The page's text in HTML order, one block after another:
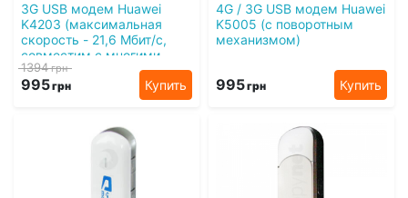
3G USB модем Huawei
K4203 (максимальная
скорость - 21,6 Мбит/с,
совместим с многими
стационарными
роутерами)
1394грн
995грн Купить
4G / 3G USB модем Huawei
K5005 (с поворотным
механизмом)
995грн Купить